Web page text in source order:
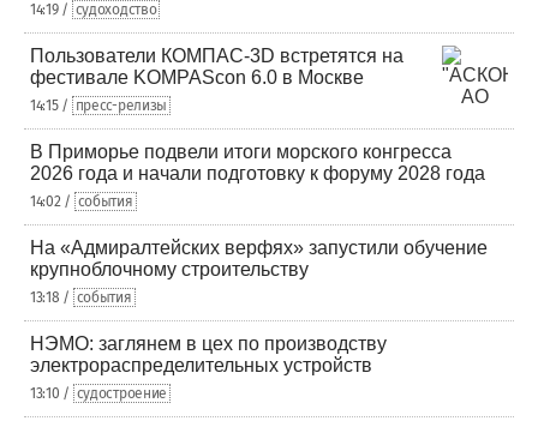
14:19 / судоходство
Пользователи КОМПАС-3D встретятся на
фестивале KOMPAScon 6.0 в Москве
14:15 / пресс-релизы
В Приморье подвели итоги морского конгресса
2026 года и начали подготовку к форуму 2028 года
14:02 / события
На «Адмиралтейских верфях» запустили обучение
крупноблочному строительству
13:18 / события
НЭМО: заглянем в цех по производству
электрораспределительных устройств
13:10 / судостроение